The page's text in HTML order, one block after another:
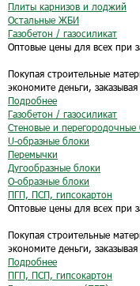
Плиты карнизов и лоджий
Остальные ЖБИ
Газобетон / газосиликат
Оптовые цены для всех при
Покупая строительные
экономите деньги,
Подробнее
Газобетон / газосиликат
Стеновые и перегородочные
U-образные блоки
Перемычки
Дугообразные блоки
O-образные блоки
ПГП, ПСП, гипсокартон
Оптовые цены для всех при
Покупая строительные
экономите деньги,
Подробнее
ПГП, ПСП, гипсокартон